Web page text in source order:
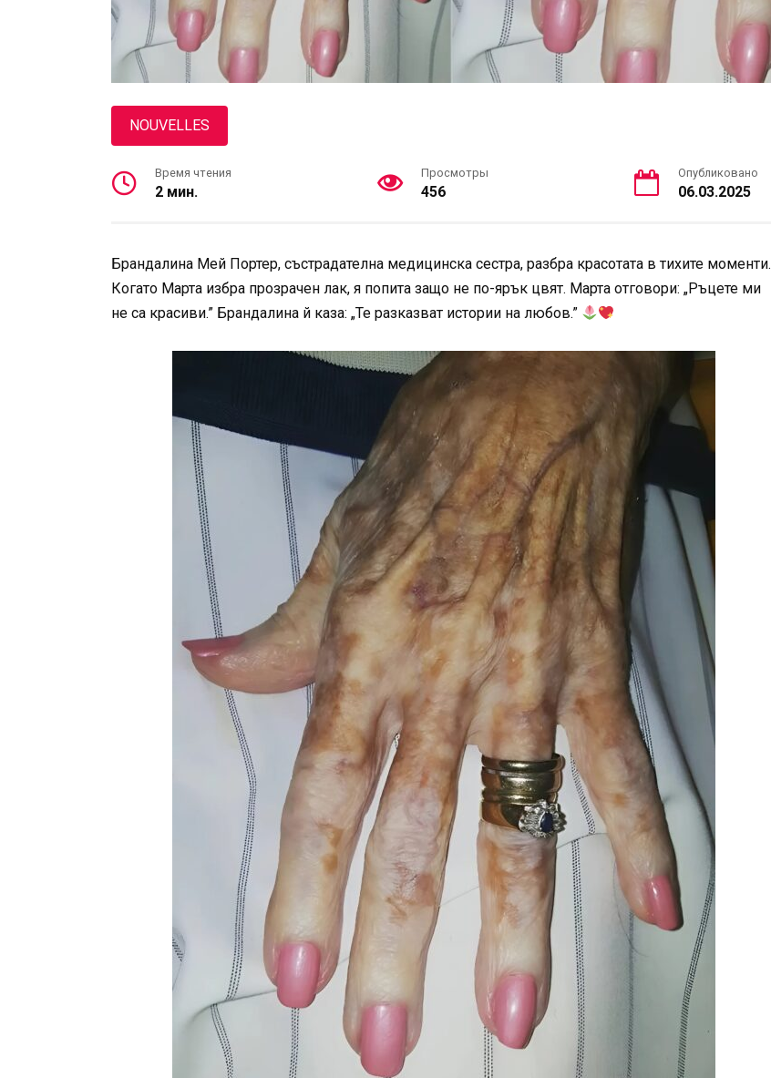
NOUVELLES
Время чтения
2 мин.
Просмотры
456
Опубликовано
06.03.2025
Брандалина Мей Портер, състрадателна медицинска сестра, разбра красотата в тихите моменти.
Когато Марта избра прозрачен лак, я попита защо не по-ярък цвят. Марта отговори: „Ръцете ми
не са красиви.” Брандалина й каза: „Те разказват истории на любов.”